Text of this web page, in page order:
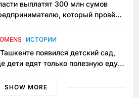
выплатят 300 млн сумов
который провёл
ИСТОРИИ
появился детский сад,
дети едят только полезную еду.
«кашу без сахара»
SHOW MORE